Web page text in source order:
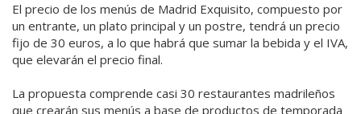
El precio de los menús de Madrid Exquisito, compuesto por
un entrante, un plato principal y un postre, tendrá un precio
fijo de 30 euros, a lo que habrá que sumar la bebida y el IVA,
que elevarán el precio final.
La propuesta comprende casi 30 restaurantes madrileños
que crearán sus menús a base de productos de temporada